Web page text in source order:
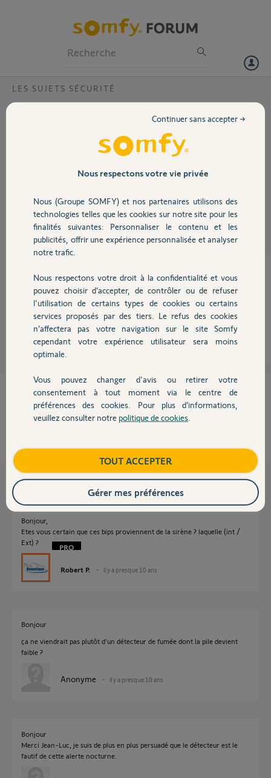
Volet
Sécurité
Domotique
Chauffage
Autres produits
Devis avec un pro
Contact
LES SUJETS SÉCURITÉ
Déclanchement intempestif de la sirène?
Alarme installée en Janvier 2016. La sirène intérieure émet des bip
sans que l'alarme ne soit activée. Arrêt en appuyant sur la touche Off
du clavier et/ou sur la touche Off de la télécommande. Aucune
information sur le journal.
Jean-Pierre F.
il y a presque 10 ans
Participer au fil de discussion
Il vous signale simplement que la pile est à remplacer...
il y a presque 10 ans
Cette réponse vous a-t-elle aidé ?
NON OUI
100%des internautes ont trouvé cette réponse utile
Les autres réponses
Bonjour,
Etes vous certain que ces bips proviennent de la sirène ? laquelle (int /
Ext) ?
Robert P. il y a presque 10 ans
Bonjour
ça ne viendrait pas plutôt d'un détecteur de fumée dont la pile devient
faible ?
Anonyme il y a presque 10 ans
Bonjour
Merci Jean-Luc, je suis de plus en plus persuadé que le détecteur est le
fautif de cette alerte nocturne.
Nous respectons votre vie privée
Nous (Groupe SOMFY) et nos partenaires utilisons des
technologies telles que les cookies sur notre site pour les
finalités suivantes: Personnaliser le contenu et les
publicités, offrir une expérience personnalisée et analyser
notre trafic.
Nous respectons votre droit à la confidentialité et vous
pouvez choisir d’accepter, de contrôler ou de refuser
l'utilisation de certains types de cookies ou certains
services proposés par des tiers. Le refus des cookies
n’affectera pas votre navigation sur le site Somfy
cependant votre expérience utilisateur sera moins
optimale.
Vous pouvez changer d'avis ou retirer votre
consentement à tout moment via le centre de
préférences des cookies. Pour plus d’informations,
veuillez consulter notre politique de cookies
Continuer sans accepter →
TOUT ACCEPTER
Gérer mes préférences